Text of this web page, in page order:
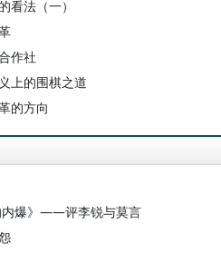
看法（一）
作社
上的围棋之道
的方向
内爆》——评李锐与莫言